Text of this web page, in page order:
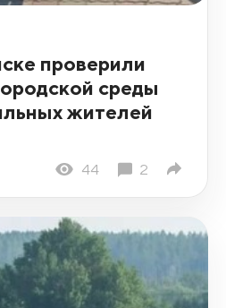
проверили
среды
жителей
44 2